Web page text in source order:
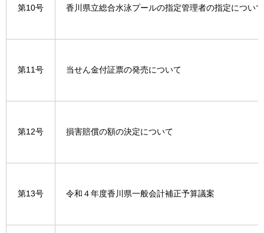
第10号 香川県立総合水泳プールの指定管理者の指定について
第11号 当せん金付証票の発売について
第12号 損害賠償の額の決定について
第13号 令和４年度香川県一般会計補正予算議案